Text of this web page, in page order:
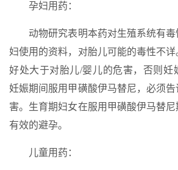
孕妇用药：
动物研究表明本药对生殖系统有毒
妇使用的资料，对胎儿可能的毒性不
好处大于对胎儿/婴儿的危害，否则妊
妊娠期间服用甲磺酸伊马替尼，必须
害。生育期妇女在服用甲磺酸伊马替
有效的避孕。
儿童用药：